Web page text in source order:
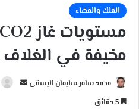
الفلك والفضاء
مخيفة في
محمد سامر سليمان اليسقي